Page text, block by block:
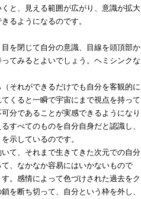
と、見える範囲が広がり、意識が拡大
るようになるのです。
を閉じて自分の意識、目線を頭頂部か
てみるとよいでしょう。ヘミシンクな
それができるだけでも自分を客観的に
くると一瞬で宇宙にまで視点を持って
分であることが実感できるようになり
すべてのものを自分自身だと認識し、
示しているのです。
て、それまで生きてきた次元での自分
、なかなか容易にはいかないもので
。感情によって色づけされた過去をク
を断ち切って、自分という枠を外し、